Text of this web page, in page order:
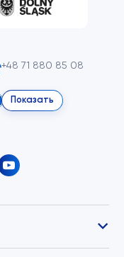
+48 71 880 85 08
Показать